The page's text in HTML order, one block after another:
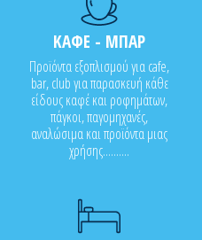
ΚΑΦΕ - ΜΠΑΡ
Προϊόντα εξοπλισμού για cafe,
bar, club για παρασκευή κάθε
είδους καφέ και ροφημάτων,
πάγκοι, παγομηχανές,
αναλώσιμα και προϊόντα μιας
χρήσης..........